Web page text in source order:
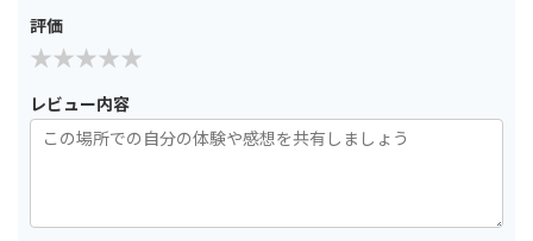
評価
レビュー内容